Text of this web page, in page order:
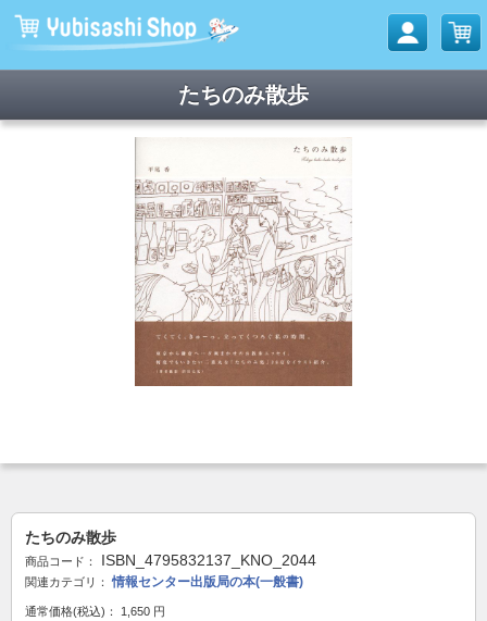
たちのみ散歩
たちのみ散歩
商品コード： ISBN_4795832137_KNO_2044
関連カテゴリ： 情報センター出版局の本(一般書)
通常価格(税込)： 1,650 円